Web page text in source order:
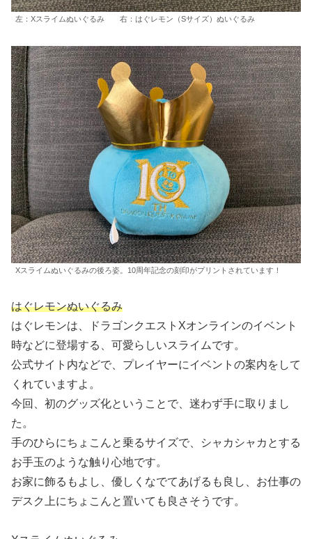
左：Xスライムぬいぐるみ 右：はぐレモン（Sサイズ）ぬいぐるみ
Xスライムぬいぐるみの後ろ姿。10周年記念の刻印がプリントされています！
はぐレモンぬいぐるみ
はぐレモンは、ドラゴンクエストXオンラインのイベント
時などに登場する、可愛らしいスライムです。
公式サイト内などで、プレイヤーにイベントの案内をして
くれていますよ。
今回、初のグッズ化ということで、迷わず手に取りまし
た。
手のひらにちょこんと乗るサイズで、シャカシャカとする
お手玉のような触り心地です。
お家に飾るもよし、優しくなでてあげるも良し、お仕事の
デスク上にちょこんと置いても良さそうです。